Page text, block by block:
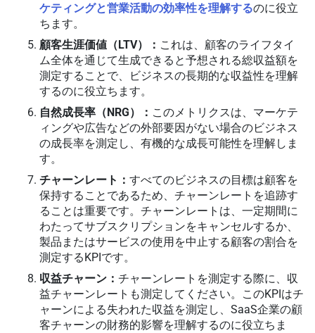
ケティングと営業活動の効率性を理解するのに役立
ちます。
顧客生涯価値（LTV）： これは、顧客のライフタイ
ム全体を通じて生成できると予想される総収益額を
測定することで、ビジネスの長期的な収益性を理解
するのに役立ちます。
自然成長率（NRG）： このメトリクスは、マーケテ
ィングや広告などの外部要因がない場合のビジネス
の成長率を測定し、有機的な成長可能性を理解しま
す。
チャーンレート： すべてのビジネスの目標は顧客を
保持することであるため、チャーンレートを追跡す
ることは重要です。チャーンレートは、一定期間に
わたってサブスクリプションをキャンセルするか、
製品またはサービスの使用を中止する顧客の割合を
測定するKPIです。
収益チャーン： チャーンレートを測定する際に、収
益チャーンレートも測定してください。このKPIはチ
ャーンによる失われた収益を測定し、SaaS企業の顧
客チャーンの財務的影響を理解するのに役立ちま